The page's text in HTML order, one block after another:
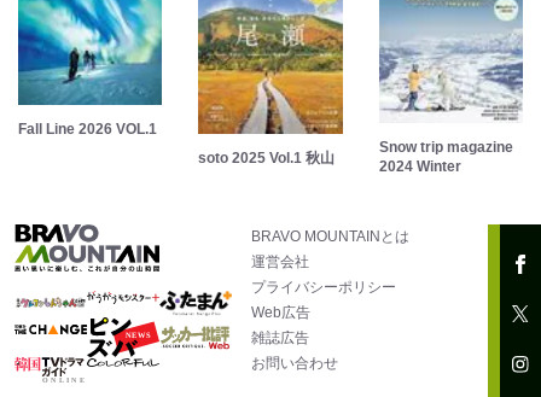
Fall Line 2026 VOL.1
soto 2025 Vol.1 秋山
Snow trip magazine
2024 Winter
BRAVO MOUNTAINとは
運営会社
プライバシーポリシー
Web広告
雑誌広告
お問い合わせ